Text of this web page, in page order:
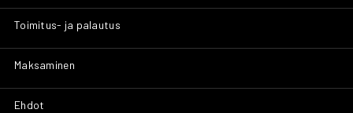
Toimitus- ja palautus
Maksaminen
Ehdot